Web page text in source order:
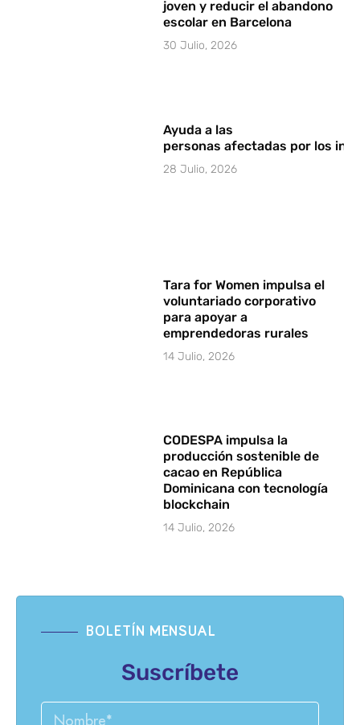
joven y reducir el abandono
escolar en Barcelona
30 Julio, 2026
Ayuda a las
personas afectadas por los
28 Julio, 2026
Tara for Women impulsa el
voluntariado corporativo
para apoyar a
emprendedoras rurales
14 Julio, 2026
CODESPA impulsa la
producción sostenible de
cacao en República
Dominicana con tecnología
blockchain
14 Julio, 2026
BOLETÍN MENSUAL
Suscríbete